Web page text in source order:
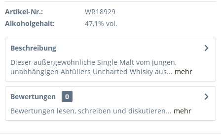
Artikel-Nr.:
WR18929
Alkoholgehalt:
47,1% vol.
Beschreibung
Dieser außergewöhnliche Single Malt vom jungen,
unabhängigen Abfüllers Uncharted Whisky aus... mehr
Bewertungen
0
Bewertungen lesen, schreiben und diskutieren... mehr